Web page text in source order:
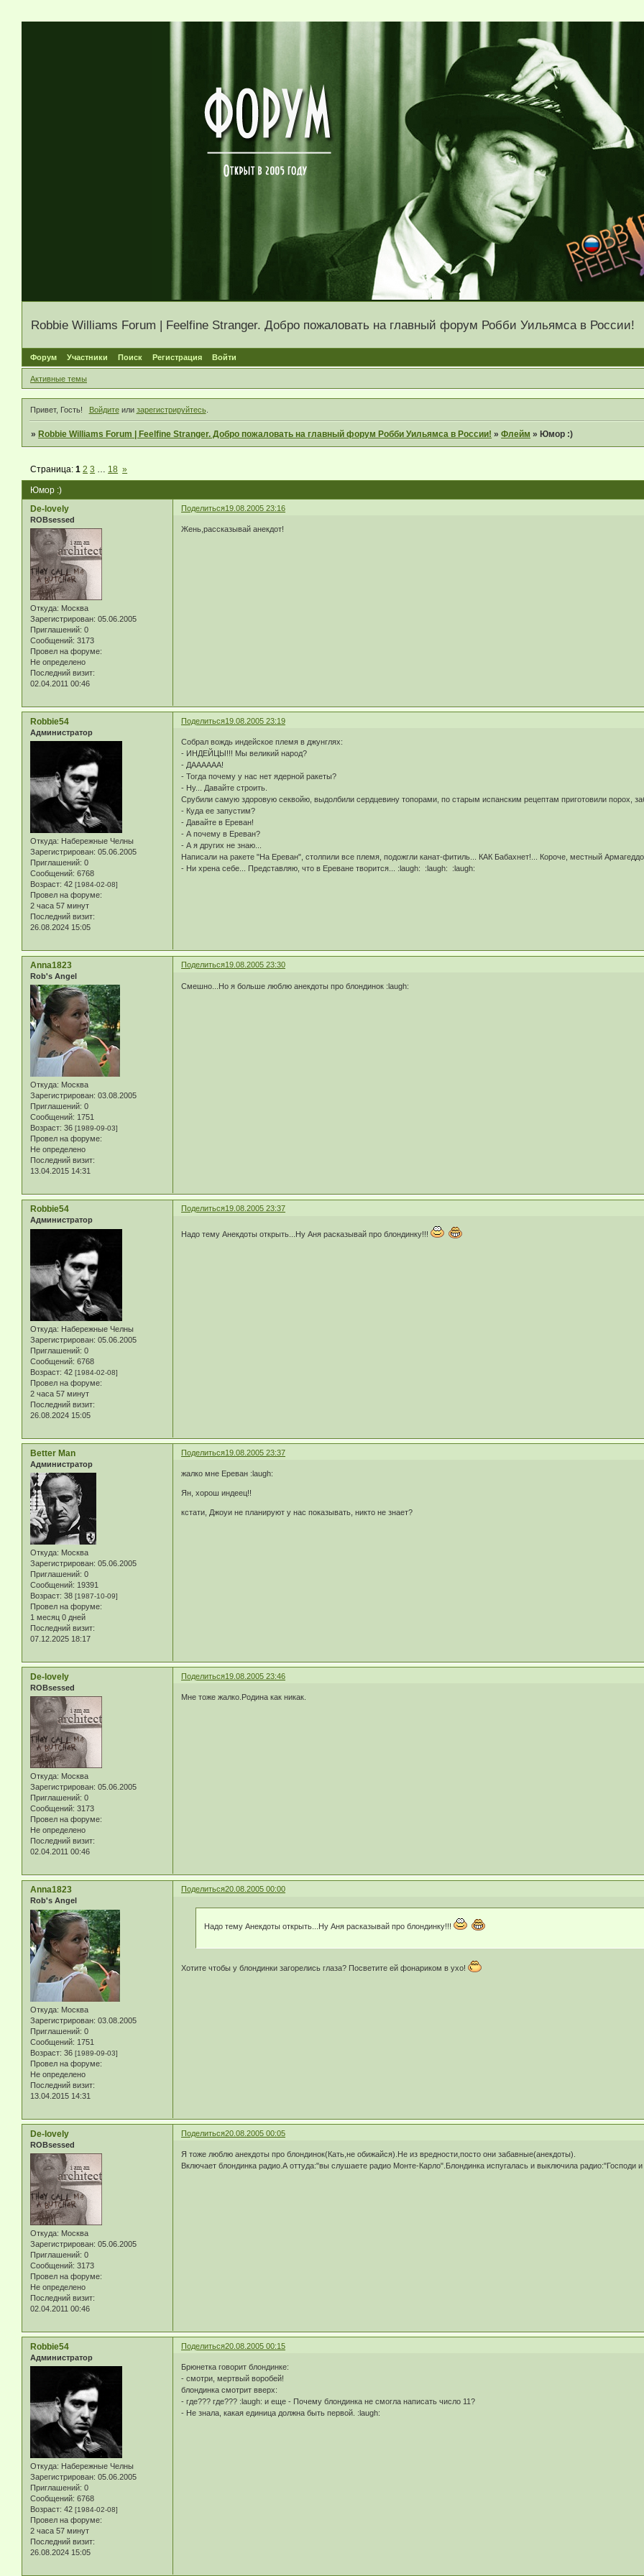
Robbie Williams Forum | Feelfine Stranger. Добро пожаловать на главный форум Робби Уильямса в России!
Форум Участники Поиск Регистрация Войти
Активные темы
Привет, Гость! Войдитеили зарегистрируйтесь.
» Robbie Williams Forum | Feelfine Stranger. Добро пожаловать на главный форум Робби Уильямса в России! »Флейм » Юмор :)
Юмор :)
Страница:1 2 3 18 »
Поделиться19.08.2005 23:16
De-lovely
ROBsessed
Откуда: Москва
Зарегистрирован: 05.06.2005
Приглашений: 0
Сообщений: 3173
Провел на форуме:
Не определено
Последний визит:
02.04.2011 00:46
Жень,рассказывай анекдот!
Поделиться19.08.2005 23:19
Robbie54
Администратор
Откуда: Набережные Челны
Зарегистрирован: 05.06.2005
Приглашений: 0
Сообщений: 6768
Возраст: 42 [1984-02-08]
Провел на форуме:
2 часа 57 минут
Последний визит:
26.08.2024 15:05
Собрал вождь индейское племя в джунглях:
- ИНДЕЙЦЫ!!! Мы великий народ?
- ДАААААА!
- Тогда почему у нас нет ядерной ракеты?
- Ну... Давайте строить.
Срубили самую здоровую секвойю, выдолбили сердцевину топорами, по старым испанским рецептам приготовили порох,
- Куда ее запустим?
- Давайте в Ереван!
- А почему в Ереван?
- А я других не знаю...
Написали на ракете "На Ереван", столпили все племя, подожгли канат-фитиль... КАК Бабахнет!... Короче, местный
- Ни хрена себе... Представляю, что в Ереване творится... :laugh: :laugh: :laugh:
Поделиться19.08.2005 23:30
Anna1823
Rob's Angel
Откуда: Москва
Зарегистрирован: 03.08.2005
Приглашений: 0
Сообщений: 1751
Возраст: 36 [1989-09-03]
Провел на форуме:
Не определено
Последний визит:
13.04.2015 14:31
Смешно...Но я больше люблю анекдоты про блондинок :laugh:
Поделиться19.08.2005 23:37
Robbie54
Администратор
Откуда: Набережные Челны
Зарегистрирован: 05.06.2005
Приглашений: 0
Сообщений: 6768
Возраст: 42 [1984-02-08]
Провел на форуме:
2 часа 57 минут
Последний визит:
26.08.2024 15:05
Надо тему Анекдоты открыть...Ну Аня расказывай про блондинку!!!
Поделиться19.08.2005 23:37
Better Man
Администратор
Откуда: Москва
Зарегистрирован: 05.06.2005
Приглашений: 0
Сообщений: 19391
Возраст: 38 [1987-10-09]
Провел на форуме:
1 месяц 0 дней
Последний визит:
07.12.2025 18:17
жалко мне Ереван :laugh:
Ян, хорош индеец!!
кстати, Джоуи не планируют у нас показывать, никто не знает?
Поделиться19.08.2005 23:46
De-lovely
ROBsessed
Откуда: Москва
Зарегистрирован: 05.06.2005
Приглашений: 0
Сообщений: 3173
Провел на форуме:
Не определено
Последний визит:
02.04.2011 00:46
Мне тоже жалко.Родина как никак.
Поделиться20.08.2005 00:00
Anna1823
Rob's Angel
Откуда: Москва
Зарегистрирован: 03.08.2005
Приглашений: 0
Сообщений: 1751
Возраст: 36 [1989-09-03]
Провел на форуме:
Не определено
Последний визит:
13.04.2015 14:31
Надо тему Анекдоты открыть...Ну Аня расказывай про блондинку!!!
Хотите чтобы у блондинки загорелись глаза? Посветите ей фонариком в ухо!
Поделиться20.08.2005 00:05
De-lovely
ROBsessed
Откуда: Москва
Зарегистрирован: 05.06.2005
Приглашений: 0
Сообщений: 3173
Провел на форуме:
Не определено
Последний визит:
02.04.2011 00:46
Я тоже люблю анекдоты про блондинок(Кать,не обижайся).Не из вредности,посто они забавные(анекдоты).
Включает блондинка радио.А оттуда:"вы слушаете радио Монте-Карло".Блондинка испугалась и выключила радио:"Господи
Поделиться20.08.2005 00:15
Robbie54
Администратор
Откуда: Набережные Челны
Зарегистрирован: 05.06.2005
Приглашений: 0
Сообщений: 6768
Возраст: 42 [1984-02-08]
Провел на форуме:
2 часа 57 минут
Последний визит:
26.08.2024 15:05
Брюнетка говорит блондинке:
- смотри, мертвый воробей!
блондинка смотрит вверх:
- где??? где??? :laugh: и еще - Почему блондинка не смогла написать число 11?
- Не знала, какая единица должна быть первой. :laugh: